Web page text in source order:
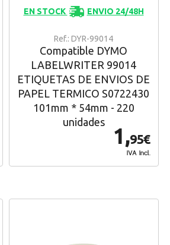
EN STOCK ENVIO 24/48H
Ref.: DYR-99014
Compatible DYMO
LABELWRITER 99014
ETIQUETAS DE ENVIOS DE
PAPEL TERMICO S0722430
101mm * 54mm - 220
unidades
1,95€
IVA Incl.